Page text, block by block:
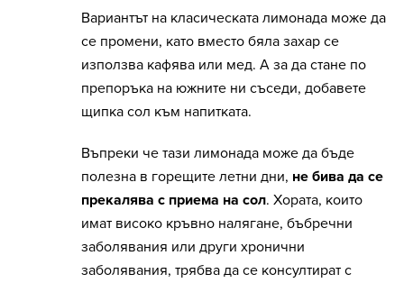
Вариантът на класическата лимонада може да
се промени, като вместо бяла захар се
използва кафява или мед. А за да стане по
препоръка на южните ни съседи, добавете
щипка сол към напитката.
Въпреки че тази лимонада може да бъде
полезна в горещите летни дни, не бива да се
прекалява с приема на сол. Хората, които
имат високо кръвно налягане, бъбречни
заболявания или други хронични
заболявания, трябва да се консултират с